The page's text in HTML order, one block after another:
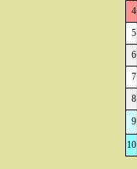
4
5
6
7
8
9
10